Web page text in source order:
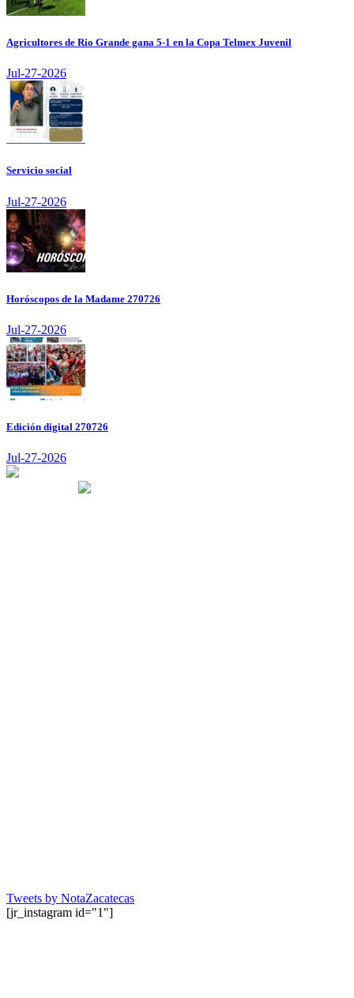
Agricultores de Río Grande gana 5-1 en la Copa Telmex Juvenil
Jul-27-2026
Servicio social
Jul-27-2026
Horóscopos de la Madame 270726
Jul-27-2026
Edición digital 270726
Jul-27-2026
Tweets by NotaZacatecas
[jr_instagram id="1"]